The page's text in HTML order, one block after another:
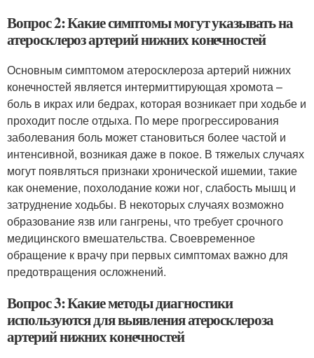
Вопрос 2: Какие симптомы могут указывать на
атеросклероз артерий нижних конечностей
Основным симптомом атеросклероза артерий нижних
конечностей является интермиттирующая хромота –
боль в икрах или бедрах, которая возникает при ходьбе и
проходит после отдыха. По мере прогрессирования
заболевания боль может становиться более частой и
интенсивной, возникая даже в покое. В тяжелых случаях
могут появляться признаки хронической ишемии, такие
как онемение, похолодание кожи ног, слабость мышц и
затруднение ходьбы. В некоторых случаях возможно
образование язв или гангрены, что требует срочного
медицинского вмешательства. Своевременное
обращение к врачу при первых симптомах важно для
предотвращения осложнений.
Вопрос 3: Какие методы диагностики
используются для выявления атеросклероза
артерий нижних конечностей